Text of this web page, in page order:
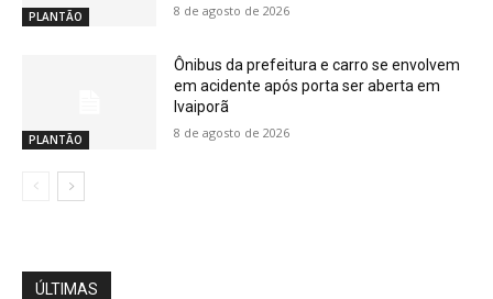
PLANTÃO 8 de agosto de 2026
PLANTÃO
Ônibus da prefeitura e carro se envolvem
em acidente após porta ser aberta em
Ivaiporã
8 de agosto de 2026
ÚLTIMAS